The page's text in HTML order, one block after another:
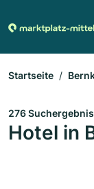
Startseite
276
Hotel in